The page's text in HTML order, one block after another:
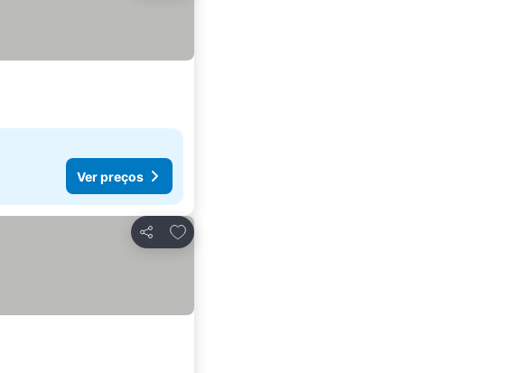
Ver preços
Partilhar
Adicionar aos favoritos